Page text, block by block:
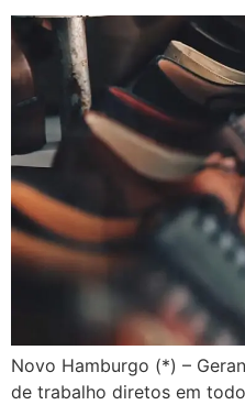
Novo Hamburgo (*) –
de trabalho diretos em